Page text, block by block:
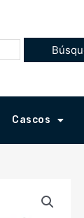
Cascos